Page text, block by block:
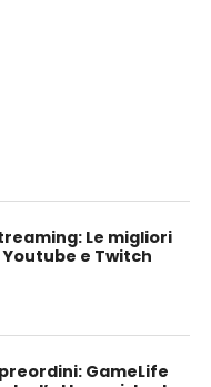
Le migliori
e Twitch
GameLife